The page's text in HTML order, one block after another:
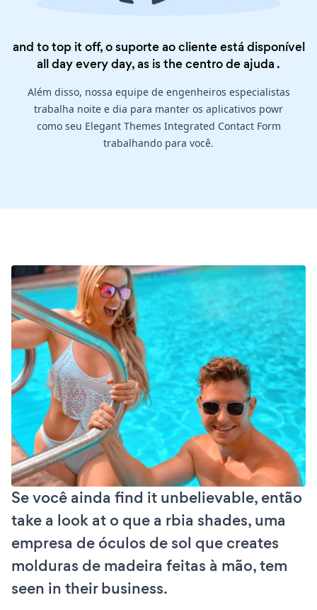
and to top it off, o suporte ao cliente está disponível
all day every day, as is thecentro de ajuda .
Além disso, nossa equipe de engenheiros especialistas
trabalha noite e dia para manter os aplicativos powr
como seu Elegant Themes Integrated Contact Form
trabalhando para você.
Se você ainda find it unbelievable, então
take a look at o que a rbia shades, uma
empresa de óculos de sol que creates
molduras de madeira feitas à mão, tem
seen in their business.